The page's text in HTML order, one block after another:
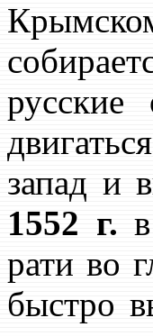
запад и
1552 г.
рати во
быстро